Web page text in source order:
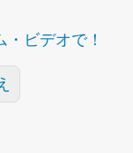
ビデオで！